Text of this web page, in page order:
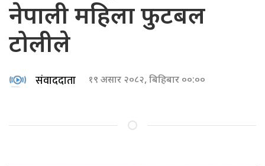
नेपाली महिला फुटबल
टोलीले
संवाददाता १९ असार २०८२, बिहिबार ००:००